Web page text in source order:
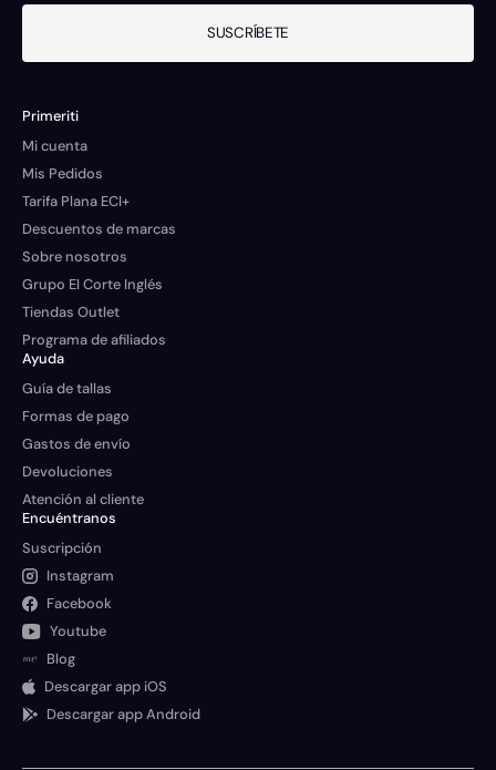
SUSCRÍBETE
Primeriti
Mi cuenta
Mis Pedidos
Tarifa Plana ECI+
Descuentos de marcas
Sobre nosotros
Grupo El Corte Inglés
Tiendas Outlet
Programa de afiliados
Ayuda
Guía de tallas
Formas de pago
Gastos de envío
Devoluciones
Atención al cliente
Encuéntranos
Suscripción
Instagram
Facebook
Youtube
Blog
Descargar app iOS
Descargar app Android